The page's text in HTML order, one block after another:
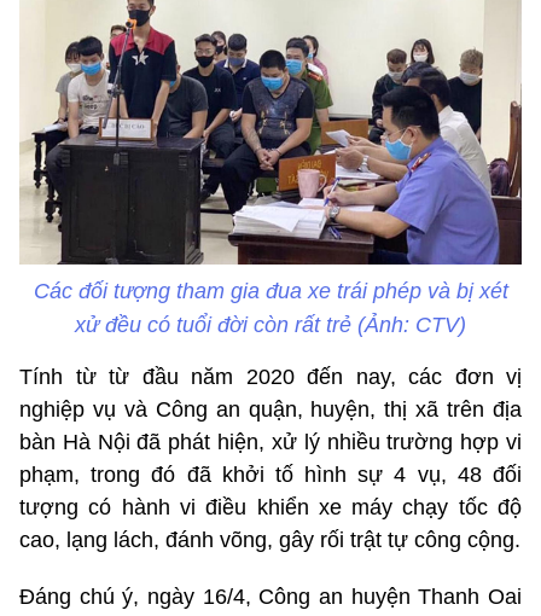
Các đối tượng tham gia đua xe trái phép và bị xét
xử đều có tuổi đời còn rất trẻ (Ảnh: CTV)
Tính từ từ đầu năm 2020 đến nay, các đơn vị
nghiệp vụ và Công an quận, huyện, thị xã trên địa
bàn Hà Nội đã phát hiện, xử lý nhiều trường hợp vi
phạm, trong đó đã khởi tố hình sự 4 vụ, 48 đối
tượng có hành vi điều khiển xe máy chạy tốc độ
cao, lạng lách, đánh võng, gây rối trật tự công cộng.
Đáng chú ý, ngày 16/4, Công an huyện Thanh Oai